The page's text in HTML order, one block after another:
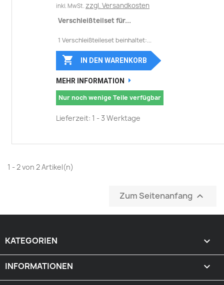
inkl. MwSt. zzgl. Versandkosten
Verschleißteilset für...
1 Verschleißteileset beinhaltet:...
 IN DEN WARENKORB
MEHR INFORMATION
Nur noch wenige Teile verfügbar
Lieferzeit: 1 - 3 Werktage
1 - 2 von 2 Artikel(n)
Zum Seitenanfang 
KATEGORIEN 
INFORMATIONEN 